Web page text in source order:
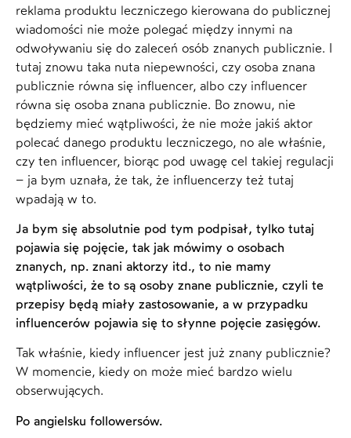
reklama produktu leczniczego kierowana do publicznej
wiadomości nie może polegać między innymi na
odwoływaniu się do zaleceń osób znanych publicznie. I
tutaj znowu taka nuta niepewności, czy osoba znana
publicznie równa się influencer, albo czy influencer
równa się osoba znana publicznie. Bo znowu, nie
będziemy mieć wątpliwości, że nie może jakiś aktor
polecać danego produktu leczniczego, no ale właśnie,
czy ten influencer, biorąc pod uwagę cel takiej regulacji
– ja bym uznała, że tak, że influencerzy też tutaj
wpadają w to.
Ja bym się absolutnie pod tym podpisał, tylko tutaj
pojawia się pojęcie, tak jak mówimy o osobach
znanych, np. znani aktorzy itd., to nie mamy
wątpliwości, że to są osoby znane publicznie, czyli te
przepisy będą miały zastosowanie, a w przypadku
influencerów pojawia się to słynne pojęcie zasięgów.
Tak właśnie, kiedy influencer jest już znany publicznie?
W momencie, kiedy on może mieć bardzo wielu
obserwujących.
Po angielsku followersów.